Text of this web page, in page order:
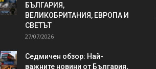
БЪЛГАРИЯ,
ВЕЛИКОБРИТАНИЯ, ЕВРОПА И
СВЕТЪТ
27/07/2026
Седмичен обзор: Най-
важните новини от България,